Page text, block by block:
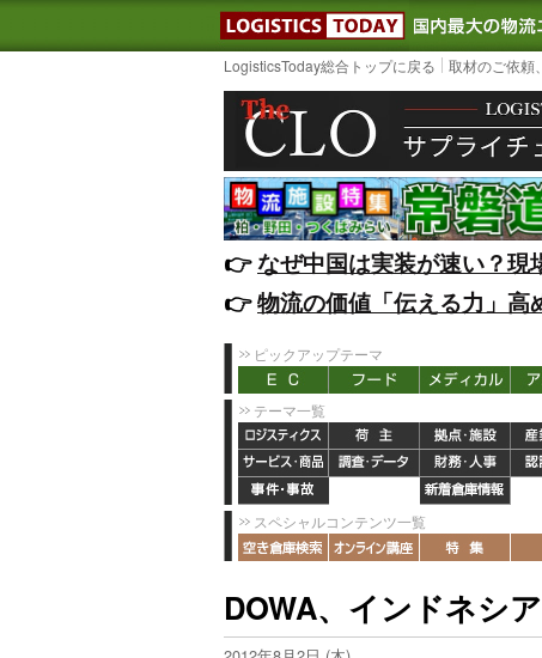
LOGISTICS
LogisticsToday総合トップに戻る 取材のご依頼
👉️なぜ中国は実装が速い？現
👉️物流の価値「伝える力」高
ピックアップテーマ
テーマ一覧
スペシャルコンテンツ一覧
DOWA、インドネシ